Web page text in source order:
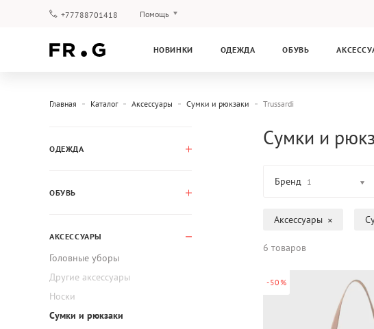
+77788701418 Помощь
НОВИНКИ ОДЕЖДА ОБУВЬ
Главная Каталог Аксессуары Сумки и рюкзаки Trussardi
ОДЕЖДА
ОБУВЬ
АКСЕССУАРЫ
Головные уборы
Другие аксессуары
Носки
Сумки и рюкзаки
Сумки и
Бренд 1
Аксессуары
6 товаров
-50%